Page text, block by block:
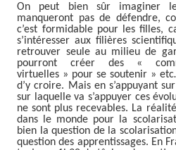
On peut bien sûr imaginer
manqueront pas de défendre,
c’est formidable pour les filles,
s’intéresser aux filières
retrouver seule au milieu de
pourront créer des «
virtuelles » pour se soutenir »
d’y croire. Mais en s’appuyant
sur laquelle va s’appuyer ces
ne sont plus recevables. La
dans le monde pour la
bien la question de la
question des apprentissages. En